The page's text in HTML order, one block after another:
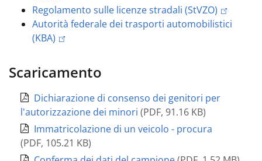
Regolamento sulle licenze stradali (StVZO)
Autorità federale dei trasporti automobilistici
(KBA)
Scaricamento
Dichiarazione di consenso dei genitori per
l'autorizzazione dei minori (PDF, 91.16 KB)
Immatricolazione di un veicolo - procura
(PDF, 105.21 KB)